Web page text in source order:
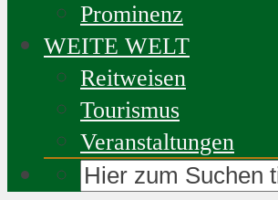
Prominenz
WEITE WELT
Reitweisen
Tourismus
Veranstaltungen